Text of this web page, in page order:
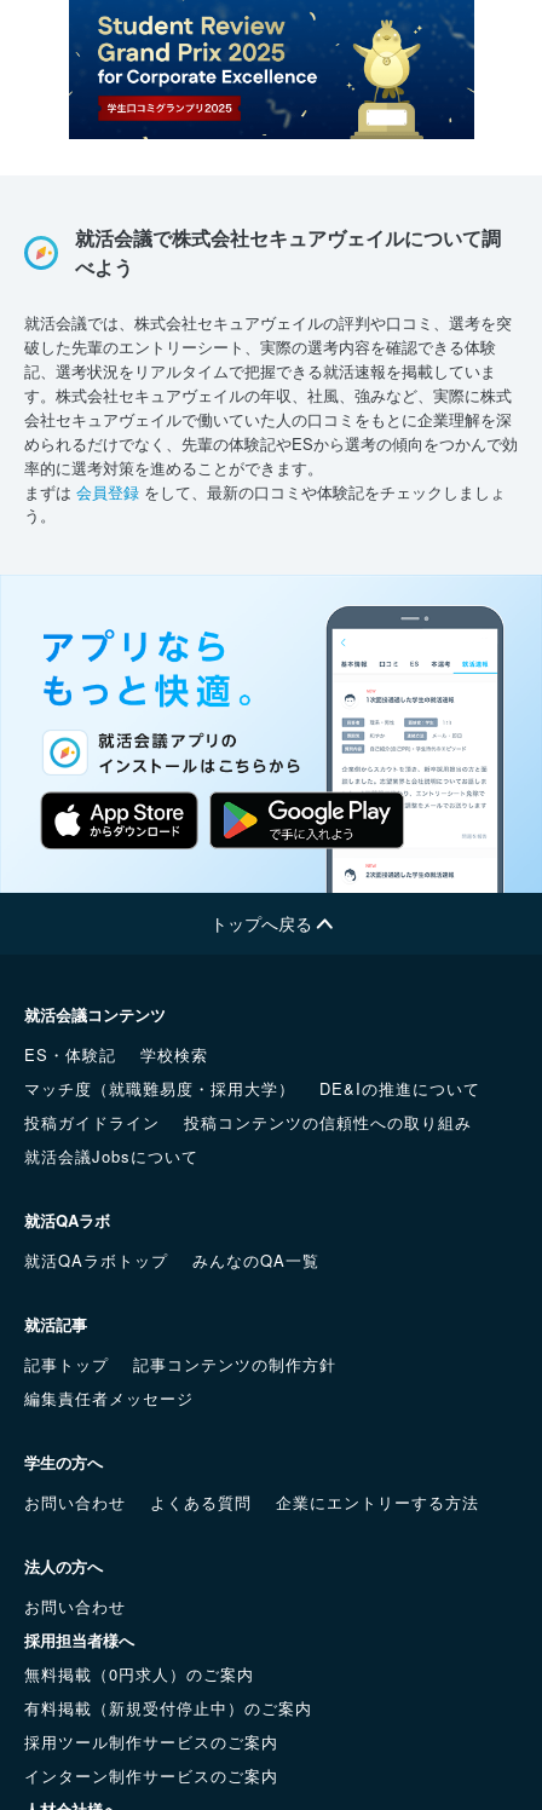
就活会議で株式会社セキュアヴェイルについて調
べよう
就活会議では、株式会社セキュアヴェイルの評判や口コミ、選考を突
破した先輩のエントリーシート、実際の選考内容を確認できる体験
記、選考状況をリアルタイムで把握できる就活速報を掲載していま
す。株式会社セキュアヴェイルの年収、社風、強みなど、実際に株式
会社セキュアヴェイルで働いていた人の口コミをもとに企業理解を深
められるだけでなく、先輩の体験記やESから選考の傾向をつかんで効
率的に選考対策を進めることができます。
まずは 会員登録 をして、最新の口コミや体験記をチェックしましょ
う。
トップへ戻る
就活会議コンテンツ
ES・体験記
学校検索
マッチ度（就職難易度・採用大学）
DE&Iの推進について
投稿ガイドライン
投稿コンテンツの信頼性への取り組み
就活会議Jobsについて
就活QAラボ
就活QAラボトップ
みんなのQA一覧
就活記事
記事トップ
記事コンテンツの制作方針
編集責任者メッセージ
学生の方へ
お問い合わせ
よくある質問 企業にエントリーする方法
法人の方へ
お問い合わせ
採用担当者様へ
無料掲載（0円求人）のご案内
有料掲載（新規受付停止中）のご案内
採用ツール制作サービスのご案内
インターン制作サービスのご案内